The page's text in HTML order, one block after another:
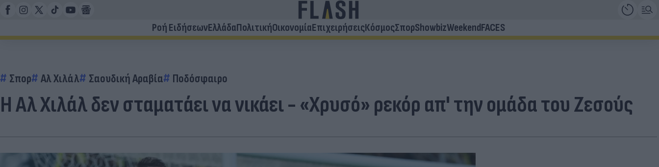
Ροή ΕιδήσεωνΕλλάδαΠολιτικήΟικονομίαΕπιχειρήσειςΚόσμοςΣπορShowbizWeekendFACES
Σπορ Αλ Χιλάλ Σαουδική Αραβία Ποδόσφαιρο
Η Αλ Χιλάλ δεν σταματάει να νικάει - «Χρυσό» ρεκόρ απ' την ομάδα του Ζεσούς